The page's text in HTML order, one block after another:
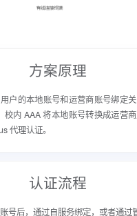
方案原理
户的本地账号和运营商账号绑定
校内 AAA 将本地账号转换成运营
代理认证。
认证流程
号后，通过自服务绑定，或者通过